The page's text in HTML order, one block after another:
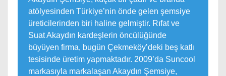
atölyesinden Türkiye’nin önde gelen şemsiye
üreticilerinden biri haline gelmiştir. Rıfat ve
Suat Akaydın kardeşlerin öncülüğünde
büyüyen firma, bugün Çekmeköy’deki beş katlı
tesisinde üretim yapmaktadır. 2009’da Suncool
markasıyla markalaşan Akaydın Şemsiye,